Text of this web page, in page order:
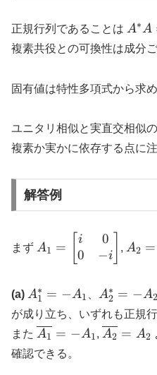
正規行列であることは A∗A
複素共役との可換性は成分
固有値は特性多項式から求め
ユニタリ相似と実直交相似
複素か実かに依存する点に注
解答例
まず
i&0\\0&-
A1 = i
0
0
−i
, A2 =
(a) A_1^*=-
A_1
A1
∗ = −A1
A_2^*=-
A_2
A2
∗ = −A2
が成り立ち、いずれも正規行
また \overline{A_1}=-
A_1
A1 = −A1, A2 = A2
確認できる。